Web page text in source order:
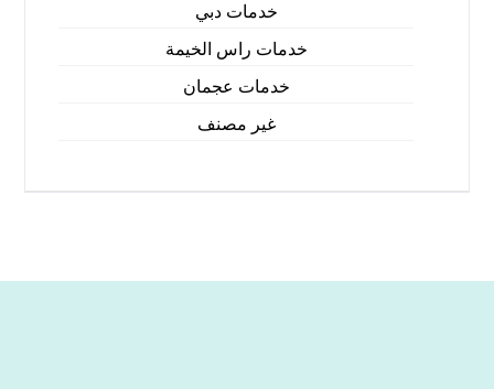
خدمات دبي
خدمات راس الخيمة
خدمات عجمان
غير مصنف